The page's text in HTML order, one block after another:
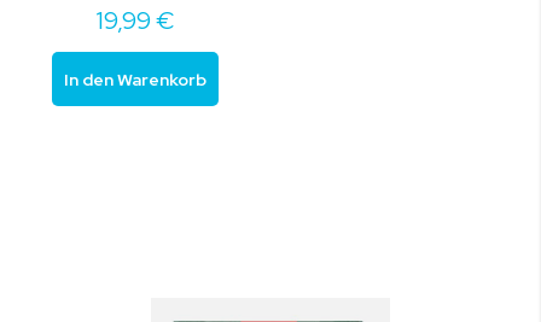
19,99 €
In den Warenkorb